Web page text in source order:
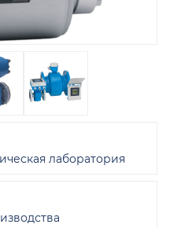
лаборатория